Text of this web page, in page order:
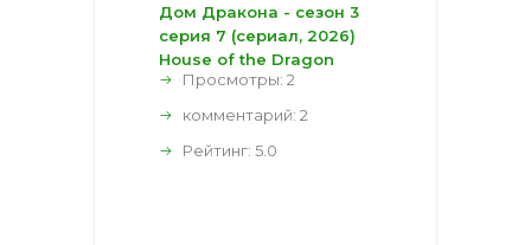
Дом Дракона - сезон 3
серия 7 (сериал, 2026)
House of the Dragon
Просмотры: 2
комментарий: 2
Рейтинг: 5.0